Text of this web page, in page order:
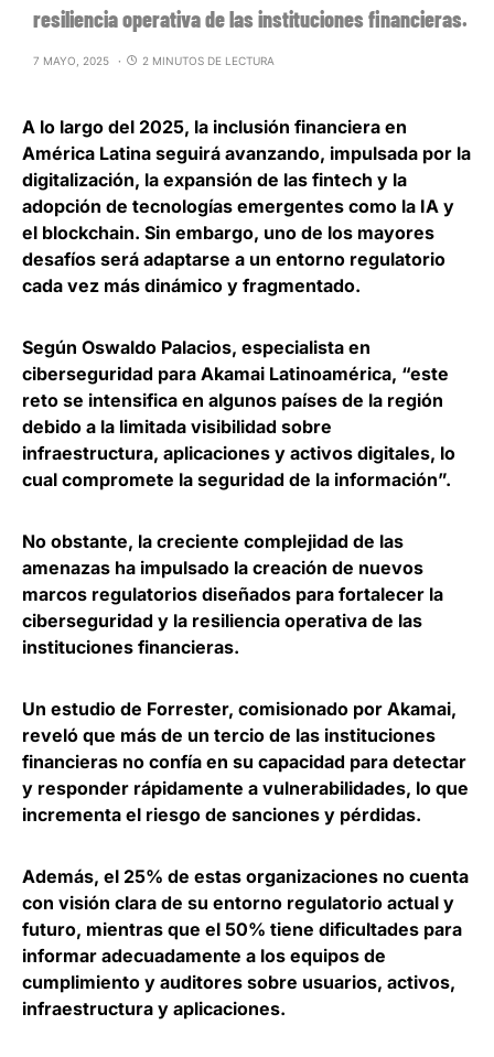
resiliencia operativa de las instituciones financieras.
7 MAYO, 2025 2 MINUTOS DE LECTURA
A lo largo del 2025, la inclusión financiera en
América Latina seguirá avanzando, impulsada por la
digitalización, la expansión de las fintech y la
adopción de tecnologías emergentes como la IA y
el blockchain. Sin embargo, uno de los mayores
desafíos será adaptarse a un entorno regulatorio
cada vez más dinámico y fragmentado.
Según Oswaldo Palacios, especialista en
ciberseguridad para Akamai Latinoamérica, “este
reto se intensifica en algunos países de la región
debido a la limitada visibilidad sobre
infraestructura, aplicaciones y activos digitales, lo
cual compromete la seguridad de la información”.
No obstante, la creciente complejidad de las
amenazas ha impulsado la creación de nuevos
marcos regulatorios diseñados para fortalecer la
ciberseguridad y la resiliencia operativa de las
instituciones financieras.
Un estudio de Forrester, comisionado por Akamai,
reveló que más de un tercio de las instituciones
financieras no confía en su capacidad para detectar
y responder rápidamente a vulnerabilidades, lo que
incrementa el riesgo de sanciones y pérdidas.
Además, el 25% de estas organizaciones no cuenta
con visión clara de su entorno regulatorio actual y
futuro, mientras que el 50% tiene dificultades para
informar adecuadamente a los equipos de
cumplimiento y auditores sobre usuarios, activos,
infraestructura y aplicaciones.